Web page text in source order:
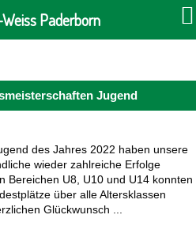
Jugend
des Jahres 2022 haben unsere
wieder zahlreiche Erfolge
Bereichen U8, U10 und U14 konnten
über alle Altersklassen
Glückwunsch ...
Paderborn